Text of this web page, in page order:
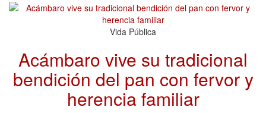
Vida Pública
Acámbaro vive su tradicional
bendición del pan con fervor y
herencia familiar